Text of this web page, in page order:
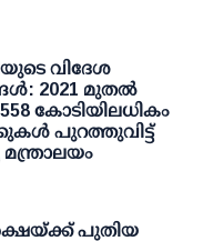
വിദേശ
2021 മുതൽ
കോടിയിലധികം
പുറത്തുവിട്ട്
പുതിയ